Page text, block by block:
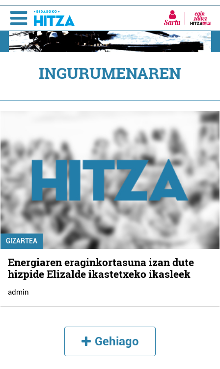
Sartu
INGURUMENAREN
GIZARTEA
Energiaren eraginkortasuna izan dute
hizpide Elizalde ikastetxeko ikasleek
admin
Gehiago